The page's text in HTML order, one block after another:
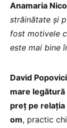
Anamaria
străinătate și
fost motivele
este mai bine
David
mare
preț pe
om, practic